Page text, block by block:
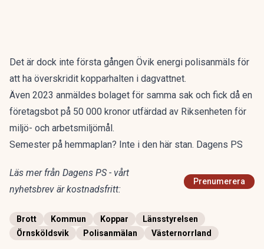
Det är dock inte första gången Övik energi polisanmäls för
att ha överskridit kopparhalten i dagvattnet.
Även 2023 anmäldes bolaget för samma sak och fick då en
företagsbot på 50 000 kronor utfärdad av Riksenheten för
miljö- och arbetsmiljömål.
Semester på hemmaplan? Inte i den här stan. Dagens PS
Läs mer från Dagens PS - vårt
nyhetsbrev är kostnadsfritt:
Prenumerera
Brott Kommun Koppar
Länsstyrelsen
Örnsköldsvik
Polisanmälan Västernorrland